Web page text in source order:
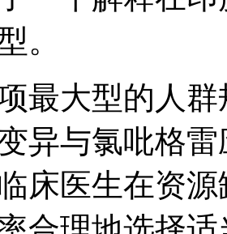
。
最大型的人
异与氯吡格
床医生在资